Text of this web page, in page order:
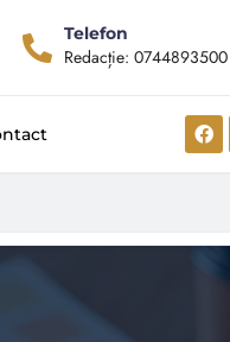
Telefon
Redacție: